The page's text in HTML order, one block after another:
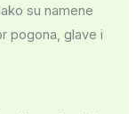
su namene
pogona, glave i